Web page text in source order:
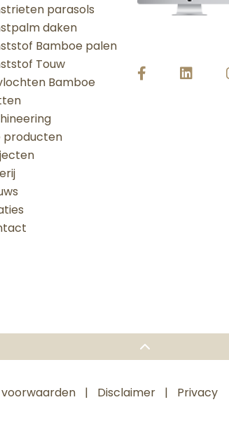
parasols
daken
Bamboe palen
Touw
Bamboe
producten
Disclaimer Privacy